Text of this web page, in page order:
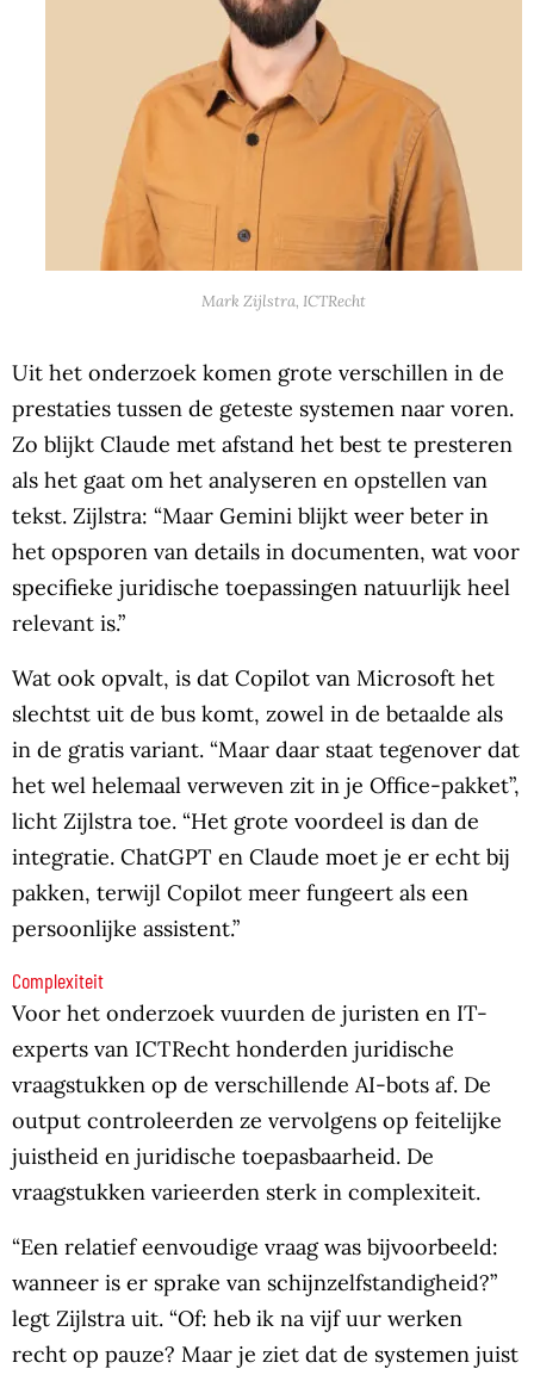
Mark Zijlstra, ICTRecht
Uit het onderzoek komen grote verschillen in de
prestaties tussen de geteste systemen naar voren.
Zo blijkt Claude met afstand het best te presteren
als het gaat om het analyseren en opstellen van
tekst. Zijlstra: “Maar Gemini blijkt weer beter in
het opsporen van details in documenten, wat voor
specifieke juridische toepassingen natuurlijk heel
relevant is.”
Wat ook opvalt, is dat Copilot van Microsoft het
slechtst uit de bus komt, zowel in de betaalde als
in de gratis variant. “Maar daar staat tegenover dat
het wel helemaal verweven zit in je Office-pakket”,
licht Zijlstra toe. “Het grote voordeel is dan de
integratie. ChatGPT en Claude moet je er echt bij
pakken, terwijl Copilot meer fungeert als een
persoonlijke assistent.”
Complexiteit
Voor het onderzoek vuurden de juristen en IT-
experts van ICTRecht honderden juridische
vraagstukken op de verschillende AI-bots af. De
output controleerden ze vervolgens op feitelijke
juistheid en juridische toepasbaarheid. De
vraagstukken varieerden sterk in complexiteit.
“Een relatief eenvoudige vraag was bijvoorbeeld:
wanneer is er sprake van schijnzelfstandigheid?”
legt Zijlstra uit. “Of: heb ik na vijf uur werken
recht op pauze? Maar je ziet dat de systemen juist